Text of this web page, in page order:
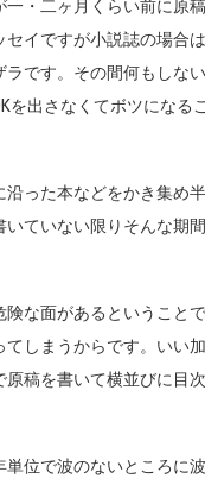
・二ヶ月くらい前に原稿
イですが小説誌の場合は
です。その間何もしない
を出さなくてボツになる
った本などをかき集め半
ていない限りそんな期間
な面があるということで
しまうからです。いい加
稿を書いて横並びに目次
位で波のないところに波